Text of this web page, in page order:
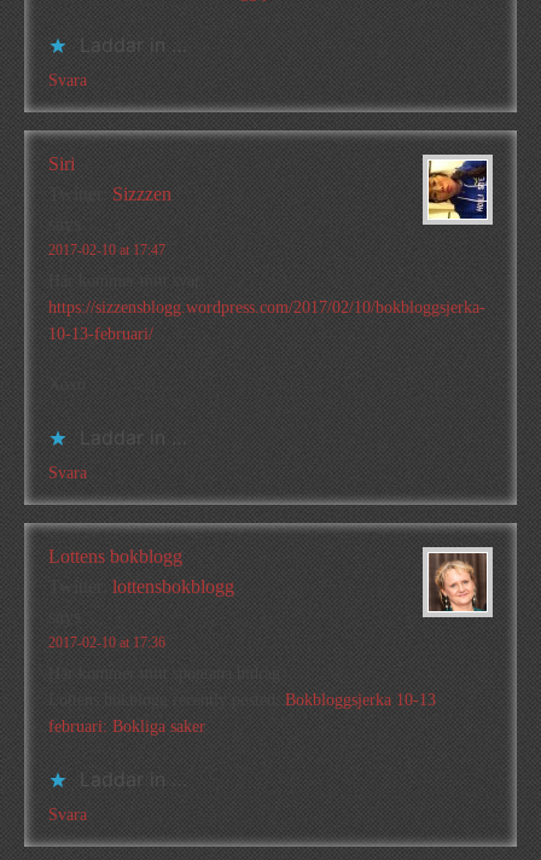
Laddar in …
Svara
Siri
Sizzzen
2017-02-10 at 17:47
Här kommer mitt svar:
https://sizzensblogg.wordpress.com/2017/02/10/bokbloggsjerka-
10-13-februari/
Laddar in …
Svara
Lottens bokblogg
lottensbokblogg
2017-02-10 at 17:36
Här kommer mitt spontana bidrag
Bokbloggsjerka 10-13
februari: Bokliga saker
Laddar in …
Svara